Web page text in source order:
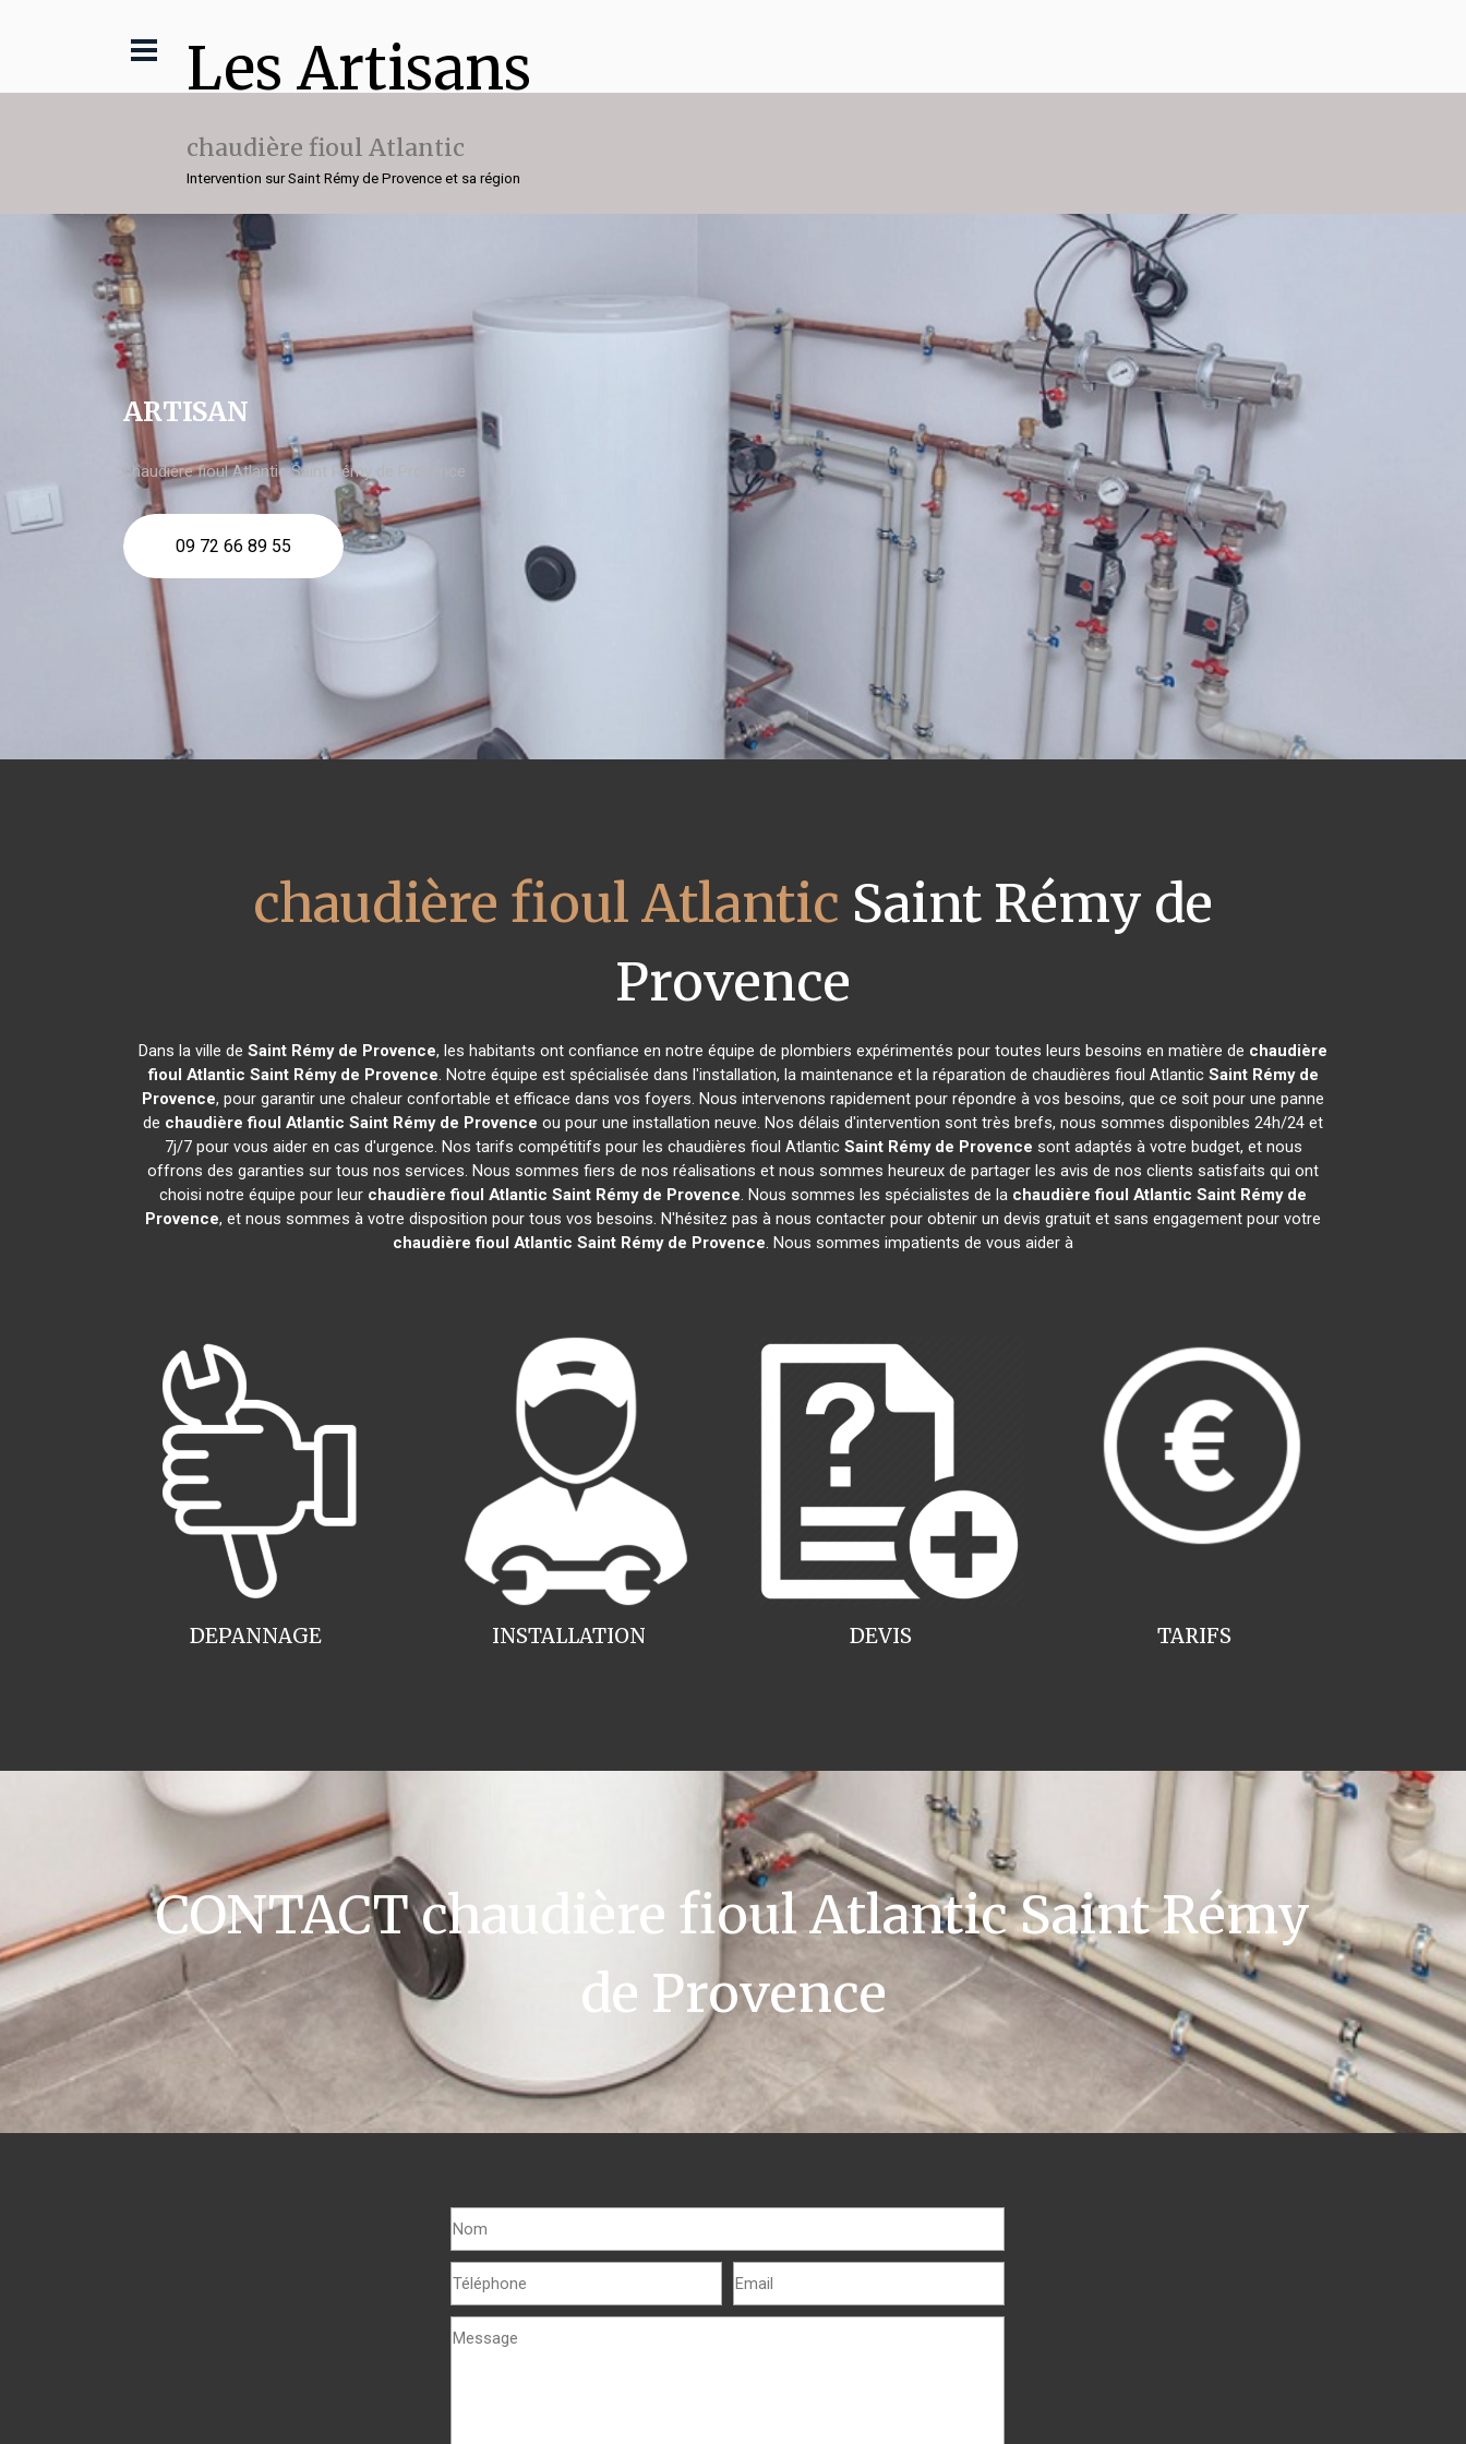
Les Artisans
chaudière fioul Atlantic
Intervention sur Saint Rémy de Provence et sa région
ARTISAN
chaudière fioul Atlantic Saint Rémy de Provence
09 72 66 89 55
chaudière fioul Atlantic Saint Rémy de
Provence
Dans la ville de Saint Rémy de Provence, les habitants ont confiance en notre équipe de plombiers expérimentés pour toutes leurs besoins en matière de chaudière
fioul Atlantic Saint Rémy de Provence. Notre équipe est spécialisée dans l'installation, la maintenance et la réparation de chaudières fioul Atlantic Saint Rémy de
Provence, pour garantir une chaleur confortable et efficace dans vos foyers. Nous intervenons rapidement pour répondre à vos besoins, que ce soit pour une panne
de chaudière fioul Atlantic Saint Rémy de Provence ou pour une installation neuve. Nos délais d'intervention sont très brefs, nous sommes disponibles 24h/24 et
7j/7 pour vous aider en cas d'urgence. Nos tarifs compétitifs pour les chaudières fioul Atlantic Saint Rémy de Provence sont adaptés à votre budget, et nous
offrons des garanties sur tous nos services. Nous sommes fiers de nos réalisations et nous sommes heureux de partager les avis de nos clients satisfaits qui ont
choisi notre équipe pour leur chaudière fioul Atlantic Saint Rémy de Provence. Nous sommes les spécialistes de la chaudière fioul Atlantic Saint Rémy de
Provence, et nous sommes à votre disposition pour tous vos besoins. N'hésitez pas à nous contacter pour obtenir un devis gratuit et sans engagement pour votre
chaudière fioul Atlantic Saint Rémy de Provence. Nous sommes impatients de vous aider à
INSTALLATION
DEPANNAGE TARIFS
DEVIS
CONTACT chaudière fioul Atlantic Saint Rémy
de Provence